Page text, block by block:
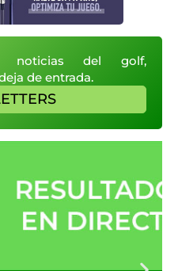
noticias del golf,
de entrada.